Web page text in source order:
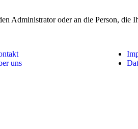
Administrator oder an die Person, die
uns